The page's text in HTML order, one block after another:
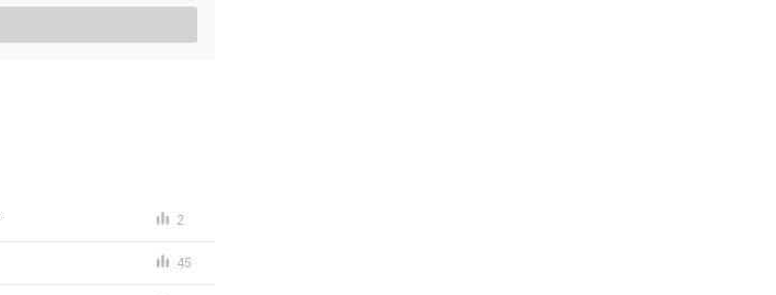
2
45